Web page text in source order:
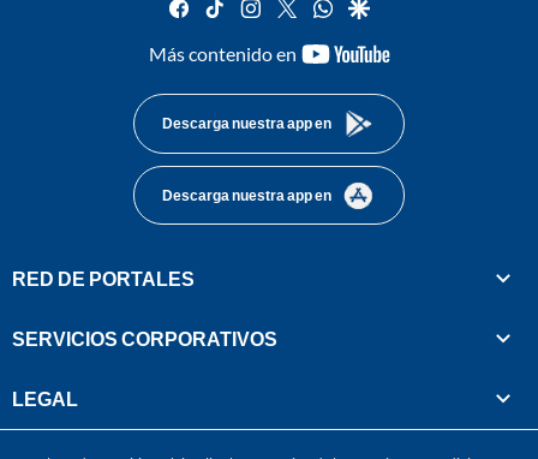
Más contenido en
youtube-
Descarga nuestra app en
Descarga nuestra app en
RED DE PORTALES
SERVICIOS CORPORATIVOS
LEGAL